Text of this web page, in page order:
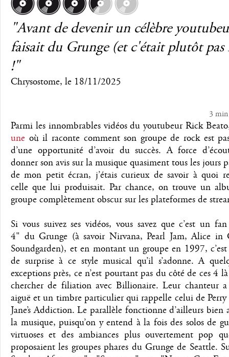
"Avant de devenir un célèbre
faisait du Grunge (et c'était plutôt pas
!"
Chrysostome, le 18/11/2025
3 min
Parmi les innombrables vidéos du youtubeur Rick
une où il raconte comment son groupe de rock est
d’une opportunité d’avoir du succès. A force
donner son avis sur la musique quasiment tous les jours
de mon petit écran, j’étais curieux de savoir à quoi
celle que lui produisait. Par chance, on trouve un
groupe complètement obscur sur les plateformes de
Si vous suivez ses vidéos, vous savez que c’est un
4" du Grunge (à savoir Nirvana, Pearl Jam, Alice in
Soundgarden), et en montant un groupe en 1997,
de surprise à ce style musical qu’il s’adonne. A
exceptions près, ce n’est pourtant pas du côté de ces 4
chercher de filiation avec Billionaire. Leur chanteur
aiguë et un timbre particulier qui rappelle celui de Perry
Jane’s Addiction. Le parallèle fonctionne d’ailleurs bien
la musique, puisqu’on y entend à la fois des solos de
virtuoses et des ambiances plus ouvertement pop
proposaient les groupes phares du Grunge de Seattle.